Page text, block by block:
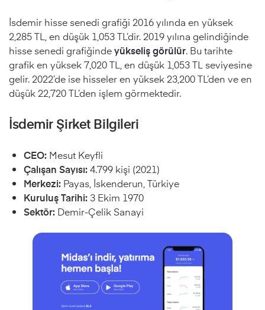
İsdemir hisse senedi grafiği 2016 yılında en yüksek
2,285 TL, en düşük 1,053 TL’dir. 2019 yılına gelindiğinde
hisse senedi grafiğindeyükselişgörülür. Bu tarihte
grafik en yüksek 7,020 TL, en düşük 1,053 TL seviyesine
gelir. 2022’de ise hisseler en yüksek 23,200 TL’den ve en
düşük 22,720 TL’den işlem görmektedir.
İsdemir Şirket Bilgileri
CEO: Mesut Keyfli
Çalışan Sayısı:4.799 kişi (2021)
Merkezi: Payas, İskenderun, Türkiye
Kuruluş Tarihi: 3 Ekim 1970
Sektör: Demir-Çelik Sanayi